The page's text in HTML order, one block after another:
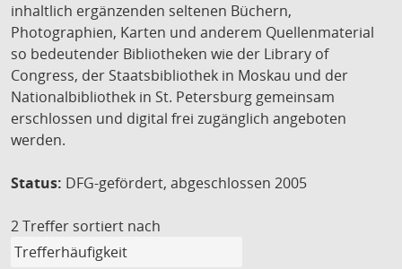
inhaltlich ergänzenden seltenen Büchern,
Photographien, Karten und anderem Quellenmaterial
so bedeutender Bibliotheken wie der Library of
Congress, der Staatsbibliothek in Moskau und der
Nationalbibliothek in St. Petersburg gemeinsam
erschlossen und digital frei zugänglich angeboten
werden.
Status: DFG-gefördert, abgeschlossen 2005
2 Treffer sortiert nach